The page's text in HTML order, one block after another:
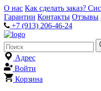
О нас Как сделать заказ?
Гарантии Контакты Отзывы
+7 (913) 206-46-24
Адрес
Войти
Корзина